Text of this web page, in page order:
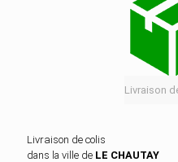
Livraison
Livraison de colis
dans la ville de LE CHAUTAY